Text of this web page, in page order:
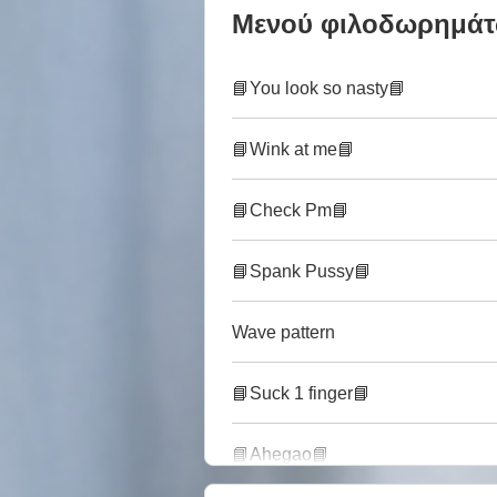
Μενού
📘You look so nasty📘
📘Wink at me📘
📘Check Pm📘
📘Spank Pussy📘
Wave pattern
📘Suck 1 finger📘
📘Ahegao📘